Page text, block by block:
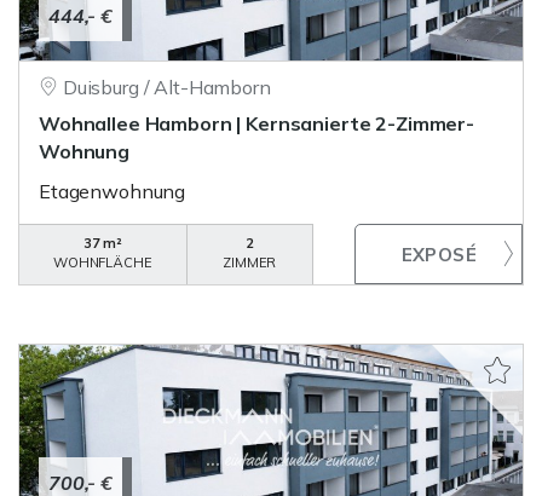
444,- €
Duisburg / Alt-Hamborn
Wohnallee Hamborn | Kernsanierte 2-Zimmer-
Wohnung
Etagenwohnung
37 m²
WOHNFLÄCHE
2
ZIMMER
700,- €